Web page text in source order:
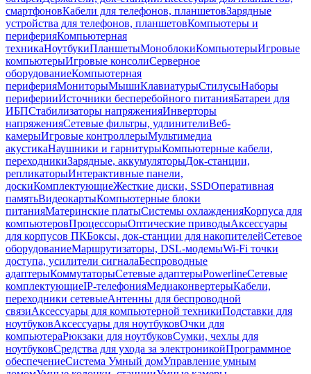
смартфоновКабели для телефонов, планшетовЗарядные
устройства для телефонов, планшетовКомпьютеры и
периферияКомпьютерная
техникаНоутбукиПланшетыМоноблокиКомпьютерыИгровые
компьютерыИгровые консолиСерверное
оборудованиеКомпьютерная
периферияМониторыМышиКлавиатурыСтилусыНаборы
периферииИсточники бесперебойного питанияБатареи для
ИБПСтабилизаторы напряженияИнверторы
напряженияСетевые фильтры, удлинителиВеб-
камерыИгровые контроллерыМультимедиа
акустикаНаушники и гарнитурыКомпьютерные кабели,
переходникиЗарядные, аккумуляторыДок-станции,
репликаторыИнтерактивные панели,
доскиКомплектующиеЖесткие диски, SSDОперативная
памятьВидеокартыКомпьютерные блоки
питанияМатеринские платыСистемы охлажденияКорпуса для
компьютеровПроцессорыОптические приводыАксессуары
для корпусов ПКБоксы, док-станции для накопителейСетевое
оборудованиеМаршрутизаторы, DSL-модемыWi-Fi точки
доступа, усилители сигналаБеспроводные
адаптерыКоммутаторыСетевые адаптерыPowerlineСетевые
комплектующиеIP-телефонияМедиаконвертерыКабели,
переходники сетевыеАнтенны для беспроводной
связиАксессуары для компьютерной техникиПодставки для
ноутбуковАксессуары для ноутбуковОчки для
компьютераРюкзаки для ноутбуковСумки, чехлы для
ноутбуковСредства для ухода за электроникойПрограммное
обеспечениеСистема Умный домУправление умным